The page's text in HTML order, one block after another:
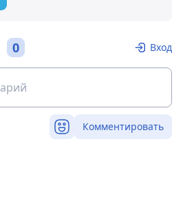
0 Вход
Комментировать